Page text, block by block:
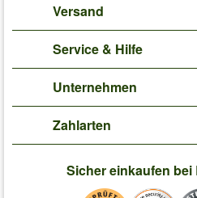
Versand
Service & Hilfe
Unternehmen
Zahlarten
Sicher einkaufen bei